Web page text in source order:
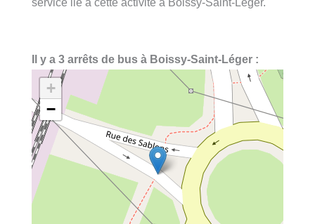
Il y a 3 arrêts de bus à Boissy-Saint-Léger :
+
−